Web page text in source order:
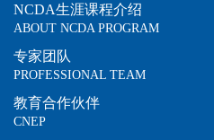
NCDA生涯课程介绍
ABOUT NCDA PROGRAM
专家团队
PROFESSIONAL TEAM
教育合作伙伴
CNEP